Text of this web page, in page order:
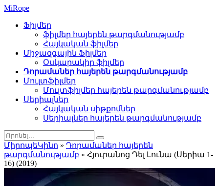
MiRope
Ֆիլմեր
ֆիլմեր հայերեն թարգմանությամբ
Հայկական ֆիլմեր
Միջազգային Ֆիլմեր
Օսկարակիր ֆիլմեր
Դորամաներ հայերեն թարգմանությամբ
Մուլտֆիլմեր
Մուլտֆիլմեր հայերեն թարգմանությամբ
Սերիալներ
Հայկական սիթքոմներ
Սերիալներ հայերեն թարգմանությամբ
ՄիրոպեԿինո » Դորամաներ հայերեն
թարգմանությամբ » Հյուրանոց Դել Լունա (Սերիա 1-
16) (2019)